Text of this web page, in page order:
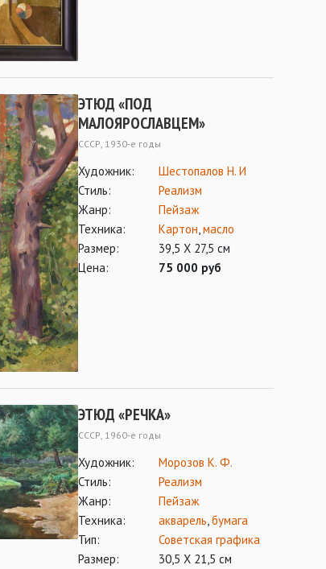
ЭТЮД «ПОД
МАЛОЯРОСЛАВЦЕМ»
СССР, 1930-е годы
Художник:
Шестопалов Н. И
Стиль:
Реализм
Жанр:
Пейзаж
Техника:
Картон,масло
Размер:
39,5 Х 27,5 см
Цена:
75 000 руб
ЭТЮД «РЕЧКА»
СССР, 1960-е годы
Художник:
Морозов К. Ф.
Стиль:
Реализм
Жанр:
Пейзаж
Техника:
акварель бумага
Тип:
Советская графика
Размер:
30,5 Х 21,5 см